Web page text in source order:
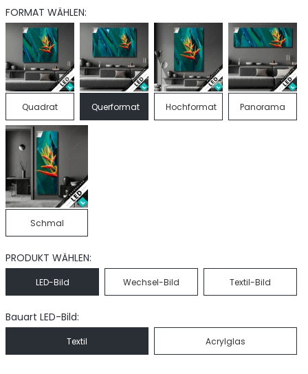
FORMAT WÄHLEN:
Quadrat Querformat Hochformat Panorama
Schmal
PRODUKT WÄHLEN:
LED-Bild Wechsel-Bild Textil-Bild
Bauart LED-Bild:
Textil Acrylglas